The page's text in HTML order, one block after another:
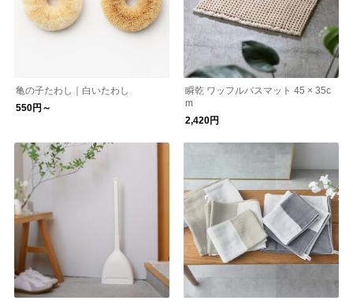
亀の子たわし｜白いたわし
550円～
瞬乾 ワッフルバスマット 45 × 35c
m
2,420円